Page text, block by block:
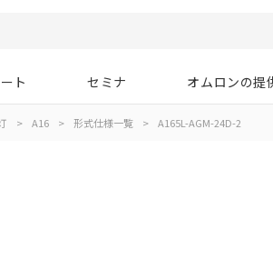
ト セミナ オムロンの提
> A16 > 形式仕様一覧 > A165L-AGM-24D-2